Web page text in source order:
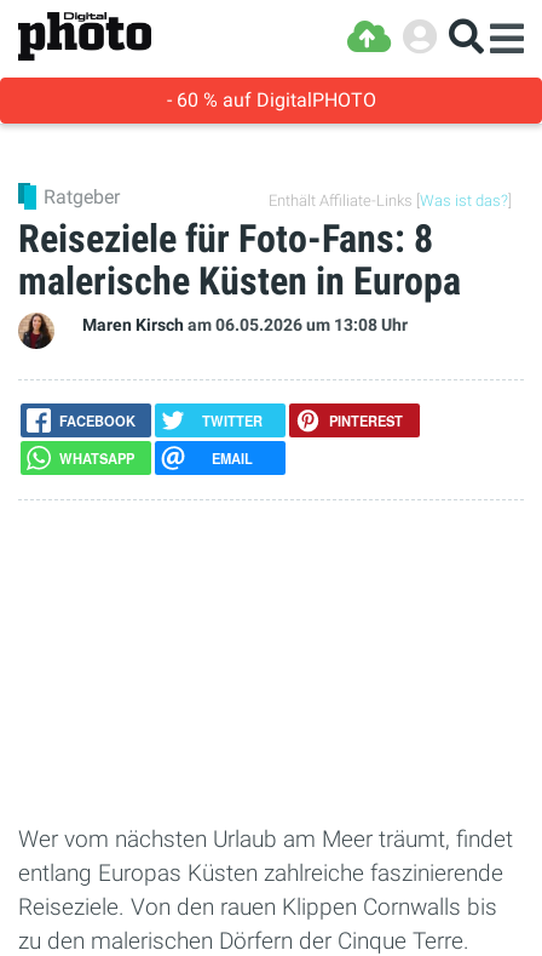
- 60 % auf DigitalPHOTO
Enthält Affiliate-Links [ Was ist das?
Ratgeber
Reiseziele für Foto-Fans: 8
malerische Küsten in Europa
Maren Kirscham 06.05.2026um 13:08 Uhr
FACEBOOK TWITTER
PINTEREST
WHATSAPP
EMAIL
Wer vom nächsten Urlaub am Meer träumt, findet
entlang Europas Küsten zahlreiche faszinierende
Reiseziele. Von den rauen Klippen Cornwalls bis
zu den malerischen Dörfern der Cinque Terre.